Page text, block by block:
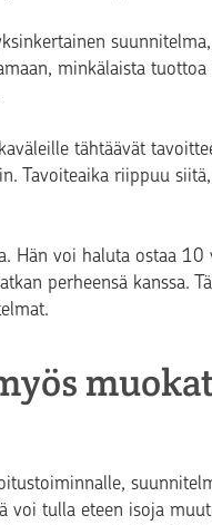
minkälaista
tähtäävät
Tavoiteaika riippuu
Hän voi haluta ostaa 10
perheensä kanssa.
voi tulla eteen isoja